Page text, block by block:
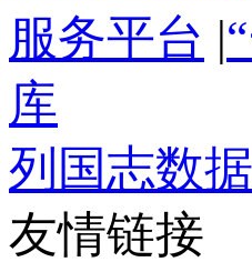
服务平台 |
库
列国志数
友情链接